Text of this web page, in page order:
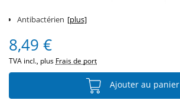
Antibactérien [plus]
8,49 €
TVA incl., plus Frais de port
Ajouter au panier